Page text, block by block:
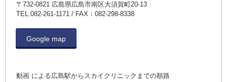
〒732-0821 広島県広島市南区大須賀町20-13
TEL.082-261-1171 / FAX：082-298-8338
Google map
動画 による広島駅からスカイクリニックまでの順路